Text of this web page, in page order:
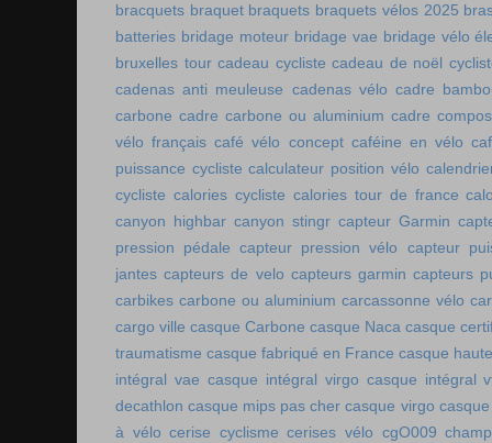
bracquets braquet braquets braquets vélos 2025
batteries bridage moteur bridage vae bridage vélo
bruxelles tour cadeau cycliste cadeau de noël
cadenas anti meuleuse cadenas vélo cadre
carbone cadre carbone ou aluminium cadre
vélo français café vélo concept caféine en vélo
puissance cycliste calculateur position vélo
cycliste calories cycliste calories tour de france
canyon highbar canyon stingr capteur Garmin
pression pédale capteur pression vélo
capteur
jantes capteurs de velo capteurs garmin capteurs
carbikes carbone ou aluminium carcassonne vélo
cargo ville casque Carbone casque Naca casque
traumatisme casque fabriqué en France casque
intégral vae casque intégral virgo casque intégral
decathlon casque mips pas cher casque virgo
à vélo cerise cyclisme cerises vélo cgO009